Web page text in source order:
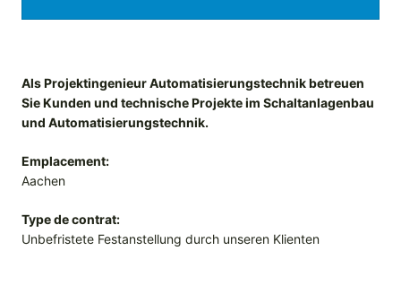
Als Projektingenieur Automatisierungstechnik betreuen
Sie Kunden und technische Projekte im Schaltanlagenbau
und Automatisierungstechnik.
Emplacement:
Aachen
Type de contrat:
Unbefristete Festanstellung durch unseren Klienten